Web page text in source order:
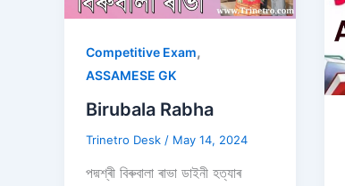
Competitive Exam,
ASSAMESE GK
Birubala Rabha
Trinetro Desk / May 14, 2024
পদ্মশ্ৰী বিৰুবালা ৰাভা ডাইনী হত্যাৰ